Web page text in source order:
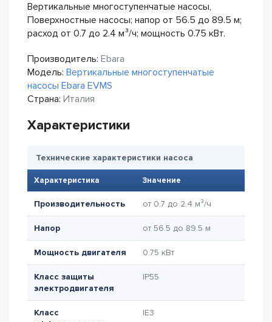
Вертикальные многоступенчатые насосы,
Поверхностные насосы; напор от 56.5 до 89.5 м;
расход от 0.7 до 2.4 м³/ч; мощность 0.75 кВт.
Производитель: Ebara
Модель: Вертикальные многоступенчатые
насосы Ebara EVMS
Страна: Италия
Характеристики
Технические характеристики насоса
Характеристика Значение
Производительность от 0.7 до 2.4 м³/ч
Напор от 56.5 до 89.5 м
Мощность двигателя 0.75 кВт
Класс защиты
электродвигателя
IP55
Класс
IE3